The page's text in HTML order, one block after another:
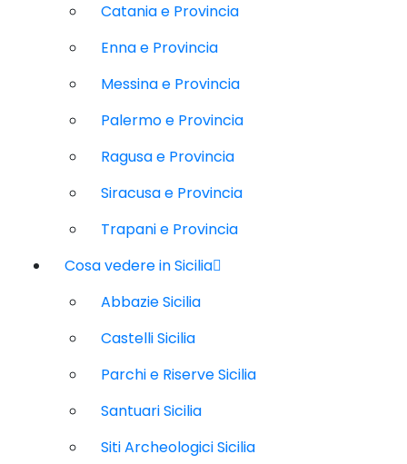
Catania e Provincia
Enna e Provincia
Messina e Provincia
Palermo e Provincia
Ragusa e Provincia
Siracusa e Provincia
Trapani e Provincia
Cosa vedere in Sicilia
Abbazie Sicilia
Castelli Sicilia
Parchi e Riserve Sicilia
Santuari Sicilia
Siti Archeologici Sicilia